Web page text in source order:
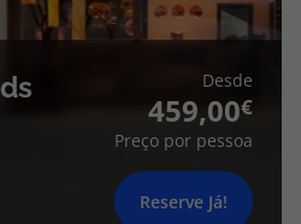
Desde
459,00
Preço por pessoa
Reserve Já!